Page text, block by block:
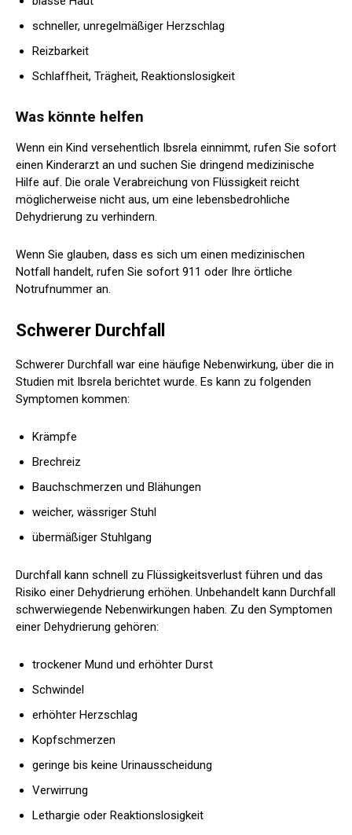
schneller, unregelmäßiger Herzschlag
Reizbarkeit
Schlaffheit, Trägheit, Reaktionslosigkeit
Was könnte helfen
Wenn ein Kind versehentlich Ibsrela einnimmt, rufen Sie sofort
einen Kinderarzt an und suchen Sie dringend medizinische
Hilfe auf. Die orale Verabreichung von Flüssigkeit reicht
möglicherweise nicht aus, um eine lebensbedrohliche
Dehydrierung zu verhindern.
Wenn Sie glauben, dass es sich um einen medizinischen
Notfall handelt, rufen Sie sofort 911 oder Ihre örtliche
Notrufnummer an.
Schwerer Durchfall
Schwerer Durchfall war eine häufige Nebenwirkung, über die in
Studien mit Ibsrela berichtet wurde. Es kann zu folgenden
Symptomen kommen:
Krämpfe
Brechreiz
Bauchschmerzen und Blähungen
weicher, wässriger Stuhl
übermäßiger Stuhlgang
Durchfall kann schnell zu Flüssigkeitsverlust führen und das
Risiko einer Dehydrierung erhöhen. Unbehandelt kann Durchfall
schwerwiegende Nebenwirkungen haben. Zu den Symptomen
einer Dehydrierung gehören:
trockener Mund und erhöhter Durst
Schwindel
erhöhter Herzschlag
Kopfschmerzen
geringe bis keine Urinausscheidung
Verwirrung
Lethargie oder Reaktionslosigkeit